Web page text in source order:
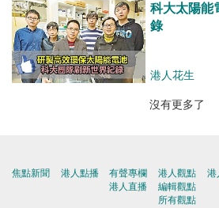
科大太陽能
錄
港人花生
沒有更多了
焦點新聞 港人點播
有聲專欄
港人直播
港人觀點
編輯觀點
所有觀點
港